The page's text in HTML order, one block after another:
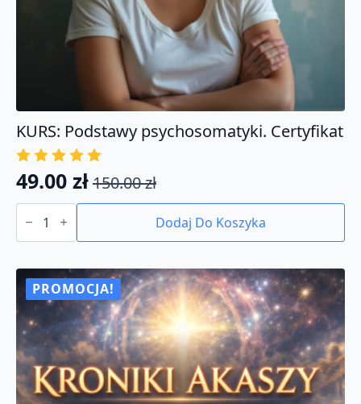
KURS: Podstawy psychosomatyki. Certyfikat
150.00zł
Pierwotna
cena
wynosiła:
150.00 zł.
49.00 zł
Aktualna
cena
wynosi:
49.00 zł.
ilość
KURS:
psychosomatyki.
Dodaj Do Koszyka
PROMOCJA!